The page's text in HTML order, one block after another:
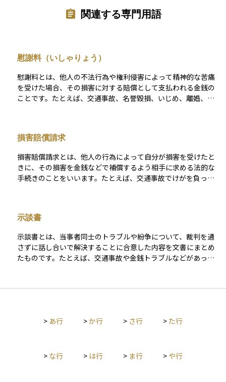
関連する専門用語
慰謝料（いしゃりょう）
慰謝料とは、他人の不法行為や権利侵害によって精神的な苦痛
を受けた場合、その損害に対する賠償として支払われる金銭の
ことです。たとえば、交通事故、名誉毀損、いじめ、離婚、浮
性、社会的影響などを考慮して裁判所が判断することが多く、
明確な相場があるわけではありません。物理的な損害に対する
「損害賠償金」とは異なり、精神的側面に焦点を当てた救済手
段であり、法的な権利保護の一環として重要な役割を果たしま
す。
損害賠償請求
損害賠償請求とは、他人の行為によって自分が損害を受けたと
きに、その損害を金銭などで補償するよう相手に求める法的な
手続きのことをいいます。たとえば、交通事故でけがを負った
く、精神的な苦痛や逸失利益なども含まれることがあります。
請求が認められるためには、相手に過失や故意があったこと、
損害が現実に発生したこと、その損害と行為との因果関係があ
ることなど、いくつかの条件が必要になります。資産運用の文
脈では、金融商品や契約において不当な取り扱いや説明不足が
示談書
示談書とは、当事者同士のトラブルや紛争について、裁判を通
さずに話し合いで解決することに合意した内容を文書にまとめ
たものです。たとえば、交通事故や金銭トラブルなどがあった
防ぐことを目的とします。 この文書には、当事者の氏名や合意
どのトラブル解決やM&Aの一環として示談書が使われることが
> あ行 >か行 > さ行 > た行
> な行 > は行 > ま行 > や行